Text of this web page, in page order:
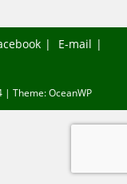
E-mail
| Theme: OceanWP